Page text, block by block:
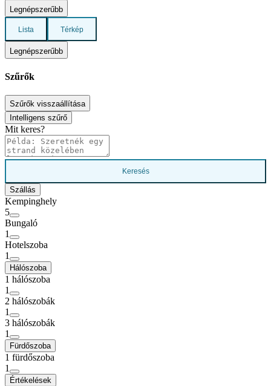
Legnépszerűbb
Lista Térkép
Legnépszerűbb
Szűrők
Szűrők visszaállítása
Intelligens szűrő
Mit keres?
Keresés
Szállás
Kempinghely
5
Bungaló
1
Hotelszoba
1
Hálószoba
1 hálószoba
1
2 hálószobák
1
3 hálószobák
1
Fürdőszoba
1 fürdőszoba
1
Értékelések